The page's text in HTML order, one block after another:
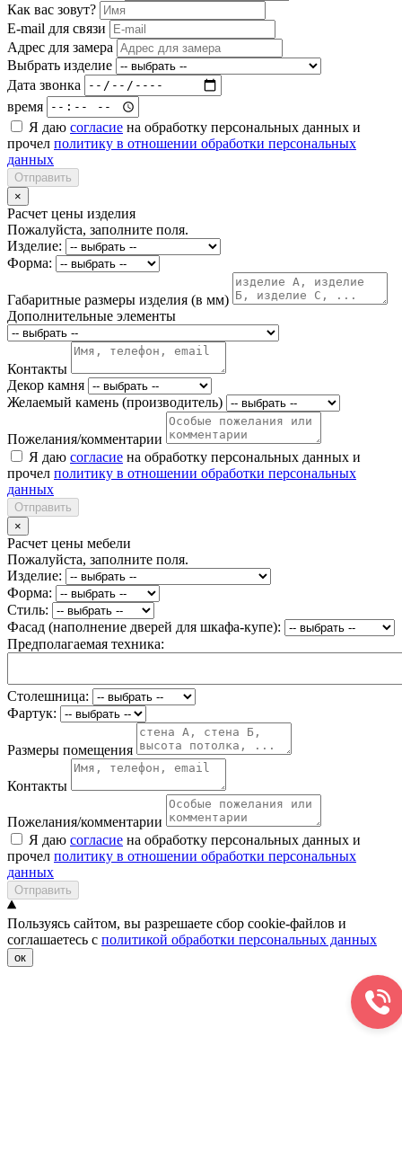
Как вас зовут?
E-mail для связи
Адрес для замера
Выбрать изделие
Дата звонка
время
Я даю согласие на обработку персональных данных и
прочел политику в отношении обработки персональных
данных
Отправить
×
Расчет цены изделия
Пожалуйста, заполните поля.
Изделие:
Форма:
Габаритные размеры изделия (в мм)
Дополнительные элементы
Контакты
Декор камня
Желаемый камень (производитель)
Пожелания/комментарии
Я даю согласие на обработку персональных данных и
прочел политику в отношении обработки персональных
данных
Отправить
×
Расчет цены мебели
Пожалуйста, заполните поля.
Изделие:
Форма:
Стиль:
Фасад (наполнение дверей для шкафа-купе):
Предполагаемая техника:
Столешница:
Фартук:
Размеры помещения
Контакты
Пожелания/комментарии
Я даю согласие на обработку персональных данных и
прочел политику в отношении обработки персональных
данных
Отправить
Пользуясь сайтом, вы разрешаете сбор cookie-файлов и
соглашаетесь с политикой обработки персональных данных
ок